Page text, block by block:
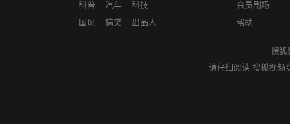
科普
国风
汽车
搞笑
科技
出品人
会员剧场
帮助
搜狐
请仔细阅读 搜狐视频